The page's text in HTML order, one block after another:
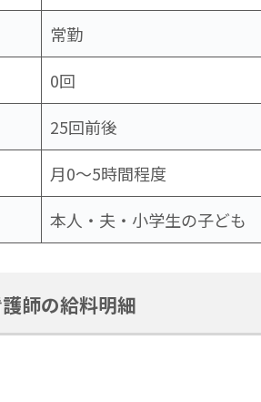
常勤
0回
25回前後
月0〜5時間程度
本人・夫・小学生の子ども
師の給料明細